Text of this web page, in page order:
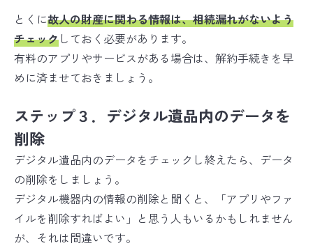
とくに故人の財産に関わる情報は、相続漏れがないよう
チェックしておく必要があります。
有料のアプリやサービスがある場合は、解約手続きを早
めに済ませておきましょう。
ステップ３．デジタル遺品内のデータを
削除
デジタル遺品内のデータをチェックし終えたら、データ
の削除をしましょう。
デジタル機器内の情報の削除と聞くと、「アプリやファ
イルを削除すればよい」と思う人もいるかもしれません
が、それは間違いです。